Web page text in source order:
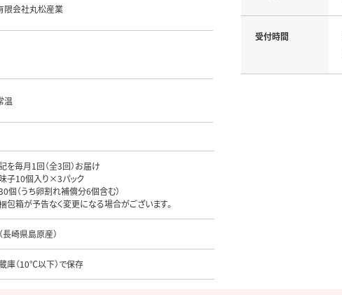
限会社丸松産業
温
受付時間
を毎月1回（全3回）お届け
子10個入り×3パック
個（うち卵割れ補償分6個含む）